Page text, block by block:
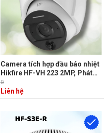
Camera tích hợp đầu báo nhiệt
Hikfire HF-VH 223 2MP, Phát
hiện cháy sớm, giám sát ca
trực, Báo động bằng âm thanh
và đèn, Tích hợp mic & loa
0
Liên hệ